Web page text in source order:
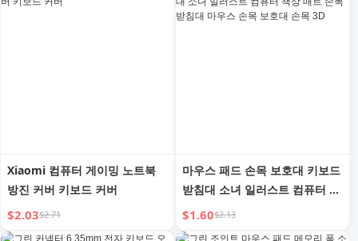
Xiaomi 컴퓨터 게이밍 노트북
방진 커버 키보드 커버
$2.03$2.71
마우스 패드 손목 보호대 키보드
받침대 소녀 일러스트 컴퓨터 책
상 매트 손목 받침대 마우스 손
목 보호대 손목 3D
$1.60$2.13